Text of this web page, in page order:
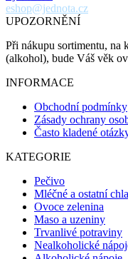
eshop@jednota.cz
UPOZORNĚNÍ
Při nákupu sortimentu, na
(alkohol), bude Váš věk
INFORMACE
Obchodní podmínky
Zásady ochrany
Často kladené
KATEGORIE
Pečivo
Mléčné a ostatní
Ovoce zelenina
Maso a uzeniny
Trvanlivé potraviny
Nealkoholické